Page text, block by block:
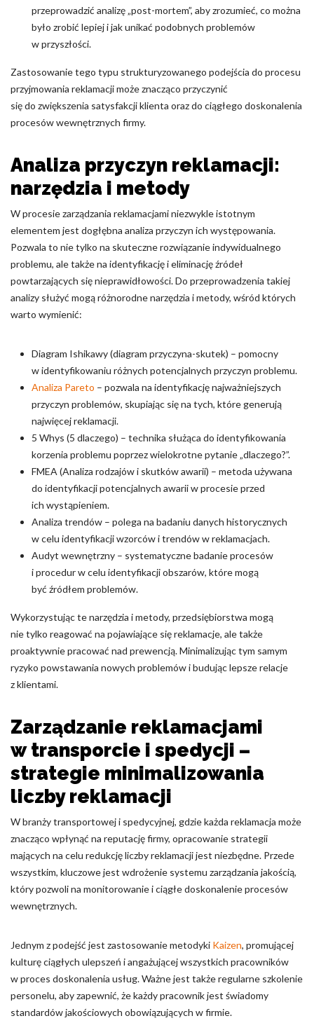
przeprowadzić analizę „post-mortem”, aby zrozumieć, co można
było zrobić lepiej i jak unikać podobnych problemów
w przyszłości.
Zastosowanie tego typu strukturyzowanego podejścia do procesu
przyjmowania reklamacji może znacząco przyczynić
się do zwiększenia satysfakcji klienta oraz do ciągłego doskonalenia
procesów wewnętrznych firmy.
Analiza przyczyn reklamacji:
narzędzia i metody
W procesie zarządzania reklamacjami niezwykle istotnym
elementem jest dogłębna analiza przyczyn ich występowania.
Pozwala to nie tylko na skuteczne rozwiązanie indywidualnego
problemu, ale także na identyfikację i eliminację źródeł
powtarzających się nieprawidłowości. Do przeprowadzenia takiej
analizy służyć mogą różnorodne narzędzia i metody, wśród których
warto wymienić:
Diagram Ishikawy (diagram przyczyna-skutek) – pomocny
w identyfikowaniu różnych potencjalnych przyczyn problemu.
Analiza Pareto – pozwala na identyfikację najważniejszych
przyczyn problemów, skupiając się na tych, które generują
najwięcej reklamacji.
5 Whys (5 dlaczego) – technika służąca do identyfikowania
korzenia problemu poprzez wielokrotne pytanie „dlaczego?”.
FMEA (Analiza rodzajów i skutków awarii) – metoda używana
do identyfikacji potencjalnych awarii w procesie przed
ich wystąpieniem.
Analiza trendów – polega na badaniu danych historycznych
w celu identyfikacji wzorców i trendów w reklamacjach.
Audyt wewnętrzny – systematyczne badanie procesów
i procedur w celu identyfikacji obszarów, które mogą
być źródłem problemów.
Wykorzystując te narzędzia i metody, przedsiębiorstwa mogą
nie tylko reagować na pojawiające się reklamacje, ale także
proaktywnie pracować nad prewencją. Minimalizując tym samym
ryzyko powstawania nowych problemów i budując lepsze relacje
z klientami.
Zarządzanie reklamacjami
w transporcie i spedycji –
strategie minimalizowania
liczby reklamacji
W branży transportowej i spedycyjnej, gdzie każda reklamacja może
znacząco wpłynąć na reputację firmy, opracowanie strategii
mających na celu redukcję liczby reklamacji jest niezbędne. Przede
wszystkim, kluczowe jest wdrożenie systemu zarządzania jakością,
który pozwoli na monitorowanie i ciągłe doskonalenie procesów
wewnętrznych.
Jednym z podejść jest zastosowanie metodyki Kaizen, promującej
kulturę ciągłych ulepszeń i angażującej wszystkich pracowników
w proces doskonalenia usług. Ważne jest także regularne szkolenie
personelu, aby zapewnić, że każdy pracownik jest świadomy
standardów jakościowych obowiązujących w firmie.